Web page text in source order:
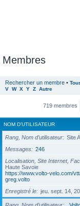
Membres
Rechercher un membre •
V W X Y Z Autre
719 membres
NOM D’UTILISATEUR
Rang, Nom d’utilisateur Site
Messages
246
Localisation, Site Internet,
Haute Savoie
https://www.volto-velo.com/
greg.volto
Enregistré le
jeu. sept. 14,